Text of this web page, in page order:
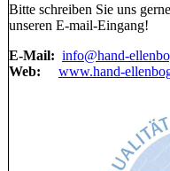
Bitte schreiben Sie uns
unseren E-mail-Eingang!
E-Mail: info@hand-
Web:
www.hand-